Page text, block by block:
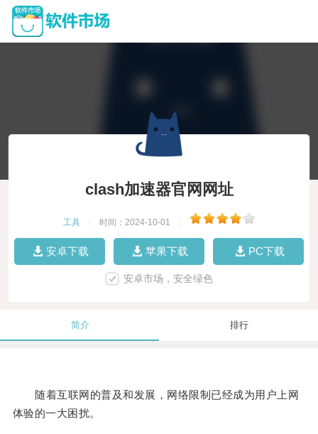
clash加速器官网网址
工具 时间：2024-10-01
安卓下载 苹果下载 PC下载
安卓市场，安全绿色
简介 排行
随着互联网的普及和发展，网络限制已经成为用户上网
体验的一大困扰。